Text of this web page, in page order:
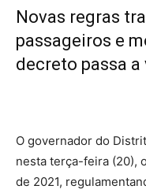
Novas regras
passageiros e
decreto passa a
O governador do
nesta terça-feira (20),
de 2021,